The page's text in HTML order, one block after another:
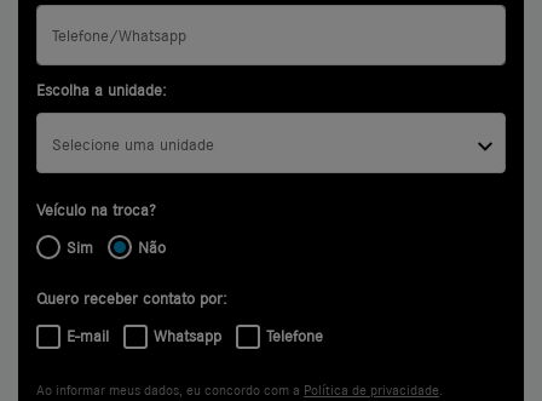
Escolha a unidade:
Selecione uma unidade
Veículo na troca?
Sim
Não
Quero receber contato por:
E-mail
Whatsapp Telefone
Ao informar meus dados, eu concordo com a Política de privacidade.